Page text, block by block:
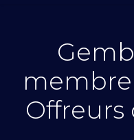
Offreurs